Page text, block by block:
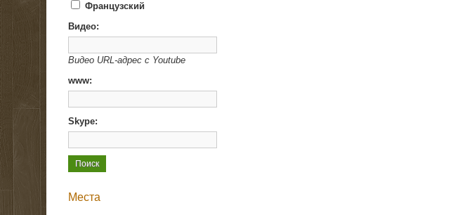
Французский
Видео:
Видео URL-адрес с Youtube
www:
Skype:
Места